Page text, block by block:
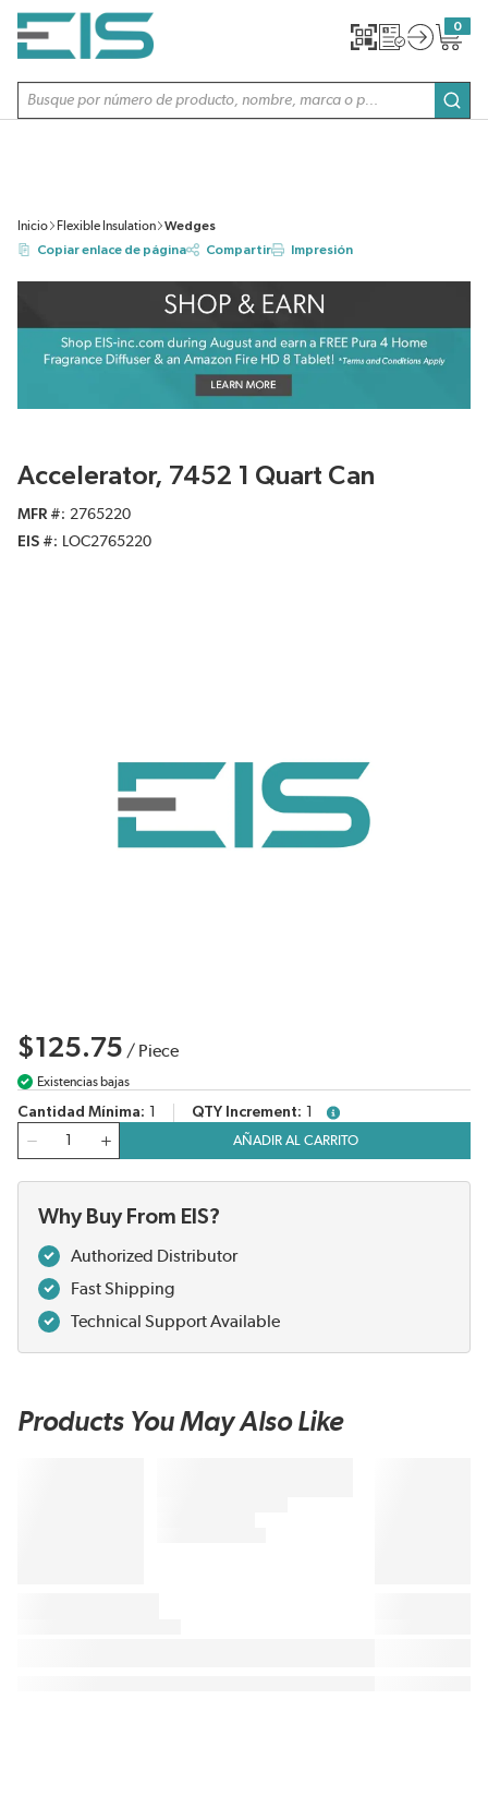
SALTAR AL CONTENIDO PRINCIPAL
Búsqueda de sitio
0
{0}
Inicio Flexible Insulation
Wedges
Copiar enlace de página
Compartir Impresión
Accelerator, 7452 1 Quart Can
MFR #
2765220
EIS #
LOC2765220
$125.75 / Piece
Existencias bajas
Cantidad Mínima QTY Increment
more info
Cantidad
AÑADIR AL CARRITO
Why Buy From EIS?
Authorized Distributor
Fast Shipping
Technical Support Available
Products You May Also Like